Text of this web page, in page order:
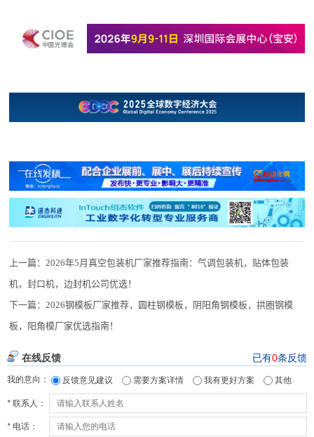
上一篇：2026年5月真空包装机厂家推荐指南：气调包装机，贴体包装
机，封口机，边封机公司优选！
下一篇：2026钢模板厂家推荐，圆柱钢模板，阴阳角钢模板，拱圈钢模
板，阳角模厂家优选指南！